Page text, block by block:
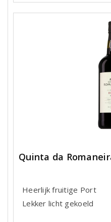
Quinta da
Heerlijk fruitige Port
Lekker licht gekoeld